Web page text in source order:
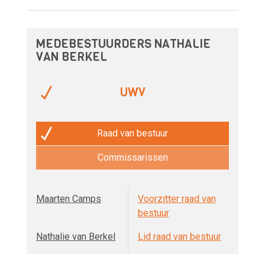
MEDEBESTUURDERS NATHALIE
VAN BERKEL
UWV
Raad van bestuur
Commissarissen
Maarten Camps
Voorzitter raad van
bestuur
Nathalie van Berkel Lid raad van bestuur